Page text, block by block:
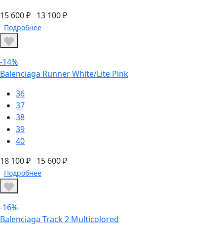
15 600 ₽ 13 100 ₽
Подробнее
-14%
Balenciaga Runner White/Lite Pink
36
37
38
39
40
18 100 ₽ 15 600 ₽
Подробнее
-16%
Balenciaga Track 2 Multicolored